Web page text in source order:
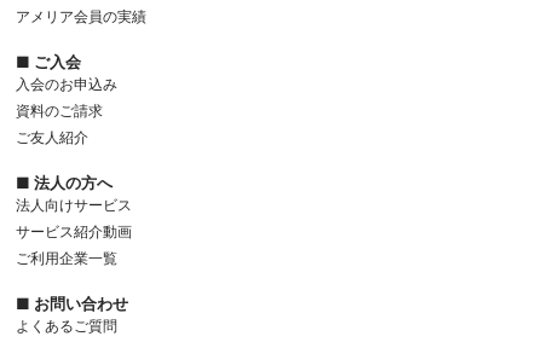
アメリア会員の実績
■ ご入会
入会のお申込み
資料のご請求
ご友人紹介
■ 法人の方へ
法人向けサービス
サービス紹介動画
ご利用企業一覧
■ お問い合わせ
よくあるご質問